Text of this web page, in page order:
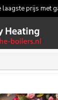
prijs met